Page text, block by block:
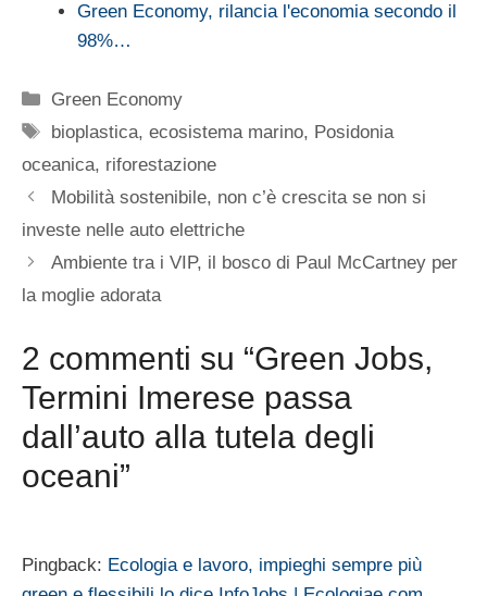
Green Economy, rilancia l'economia secondo il
98%…
Categorie
Green Economy
Tag
bioplastica,ecosistema marino, Posidonia
oceanica, riforestazione
Mobilità sostenibile, non c’è crescita se non si
investe nelle auto elettriche
Ambiente tra i VIP, il bosco di Paul McCartney per
la moglie adorata
2 commenti su “Green Jobs,
Termini Imerese passa
dall’auto alla tutela degli
oceani”
Pingback: Ecologia e lavoro, impieghi sempre più